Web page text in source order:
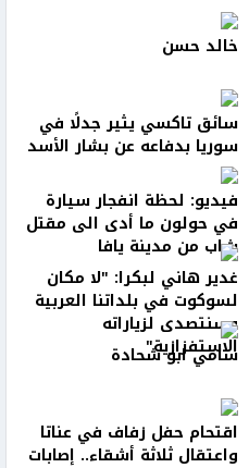
خالد حسن
سائق تاكسي يثير جدلًا في
سوريا بدفاعه عن بشار الأسد
فيديو: لحظة انفجار سيارة
في حولون ما أدى الى مقتل
شاب من مدينة يافا
غدير هاني لبكرا: "لا مكان
لسوكوت في بلداتنا العربية
وسنتصدى لزياراته
الاستفزازية"
سامي ابو شحادة
اقتحام حفل زفاف في عناتا
واعتقال ثلاثة أشقاء.. إصابات